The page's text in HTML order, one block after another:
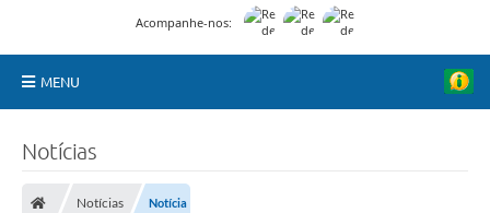
Acompanhe-nos:
MENU
Notícias
Notícias Notícia